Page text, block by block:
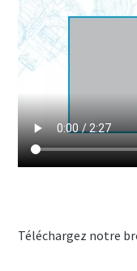
Téléchargez notre